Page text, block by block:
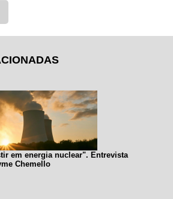
em energia nuclear". Entrevista
Chemello